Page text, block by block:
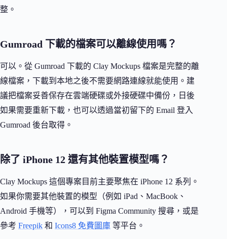
整。
Gumroad 下載的檔案可以離線使用嗎？
可以。從 Gumroad 下載的 Clay Mockups 檔案是完整的離
線檔案，下載到本地之後不需要網路連線就能使用。建
議把檔案妥善保存在雲端硬碟或外接硬碟中備份，日後
如果需要重新下載，也可以透過當初留下的 Email 登入
Gumroad 後台取得。
除了 iPhone 12 還有其他裝置模型嗎？
Clay Mockups 這個專案目前主要聚焦在 iPhone 12 系列。
如果你需要其他裝置的模型（例如 iPad、MacBook、
Android 手機等），可以到 Figma Community 搜尋，或是
參考 Freepik 和 Icons8 免費圖庫 等平台。